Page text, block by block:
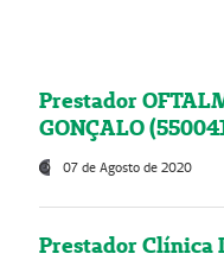
Prestador
GONÇALO
07 de Agosto de 2020
Prestador Clínica